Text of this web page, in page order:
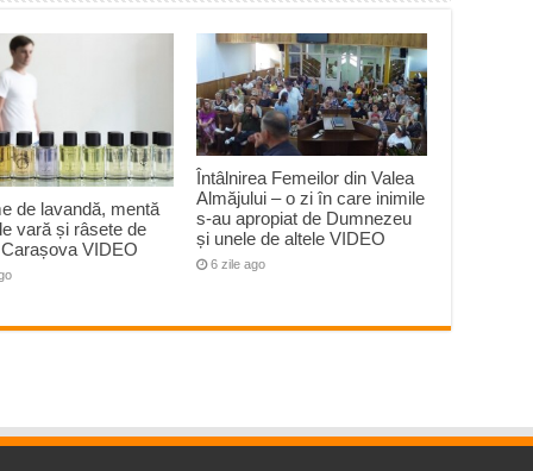
de lavandă, mentă
vară și râsete de
VIDEO
Întâlnirea Femeilor din Valea
Almăjului – o zi în care inimile
s-au apropiat de Dumnezeu
și unele de altele VIDEO
6 zile ago